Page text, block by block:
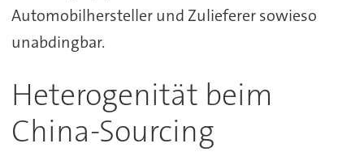
Automobilhersteller und Zulieferer sowieso
unabdingbar.
Heterogenität beim
China-Sourcing